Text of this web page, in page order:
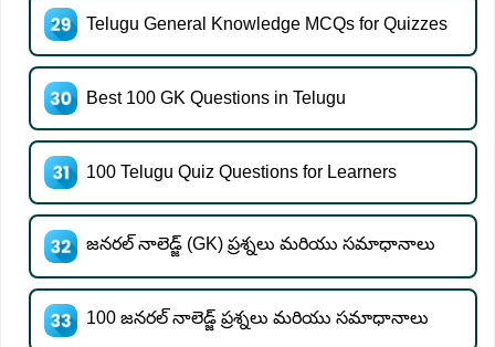
Telugu General Knowledge MCQs for Quizzes
Best 100 GK Questions in Telugu
100 Telugu Quiz Questions for Learners
జనరల్ నాలెడ్జ్ (GK) ప్రశ్నలు మరియు సమాధానాలు
100 జనరల్ నాలెడ్జ్ ప్రశ్నలు మరియు సమాధానాలు